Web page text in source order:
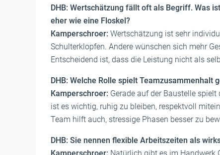
DHB: Wertschätzung fällt oft als Begriff. Was
eher wie eine Floskel?
Kamperschroer: Wertschätzung ist sehr
Schulterklopfen. Andere wünschen sich mehr
Entscheidend ist, dass die Leistung nicht als
DHB: Welche Rolle spielt
Kamperschroer: Gerade auf der Baustelle
ist es wichtig, ruhig zu bleiben, respektvoll
Team hilft auch, stressige Phasen besser zu
DHB: Sie nennen flexible Arbeitszeiten als